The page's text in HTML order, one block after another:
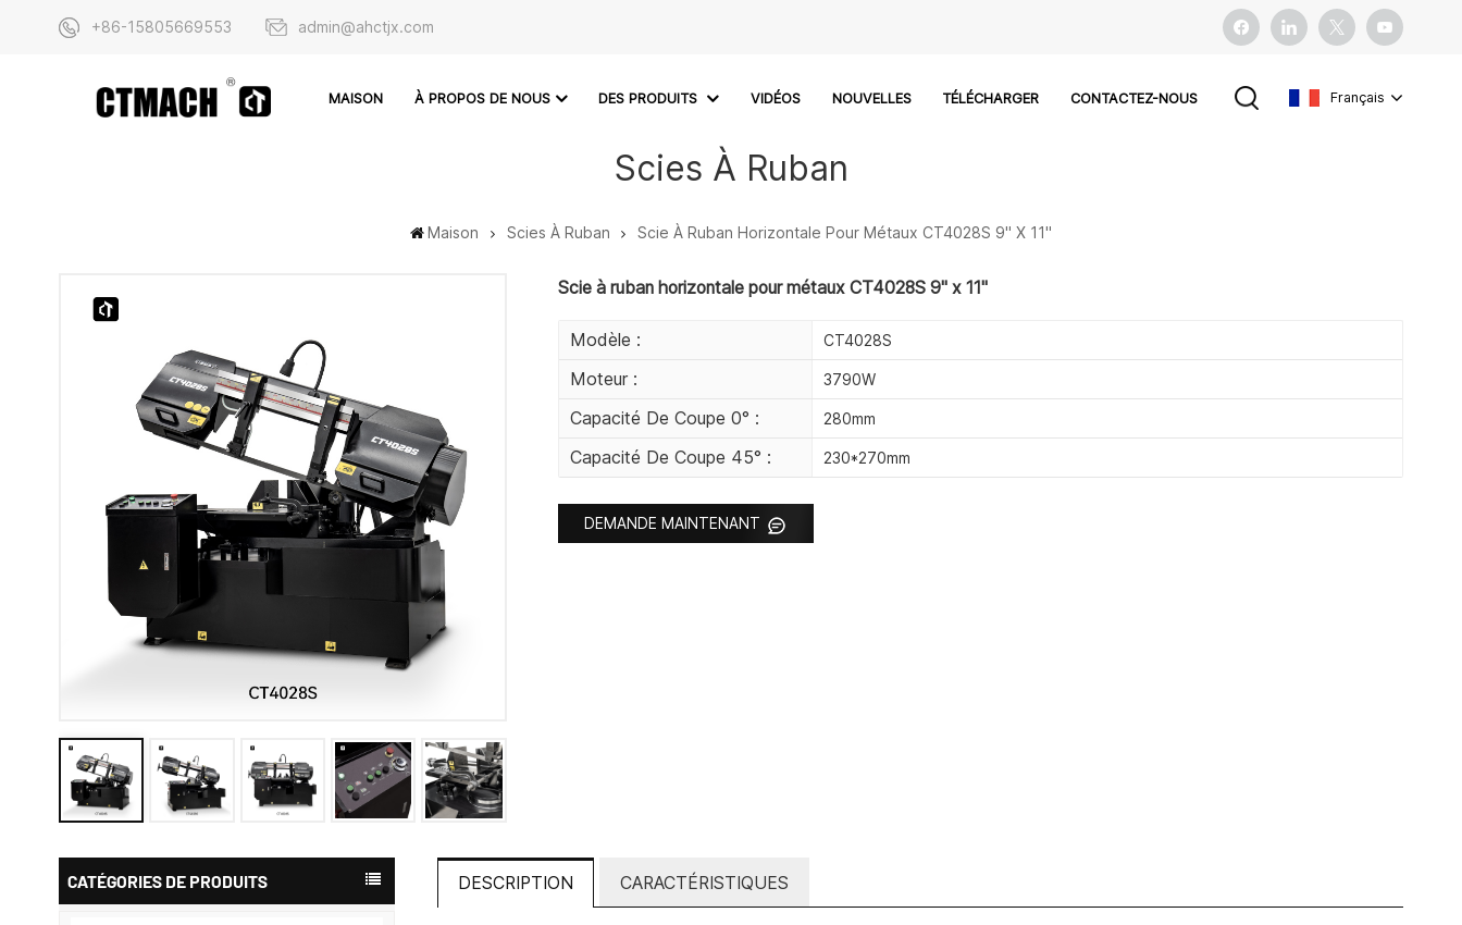
+86-15805669553 admin@ahctjx.com
MAISON À PROPOS DE NOUS DES PRODUITS VIDÉOS NOUVELLES TÉLÉCHARGER CONTACTEZ-NOUS Français
Scies À Ruban
Maison Scies À Ruban Scie À Ruban Horizontale Pour Métaux CT4028S 9" X 11"
Scie à ruban horizontale pour métaux CT4028S 9" x 11"
Modèle : CT4028S
Moteur : 3790W
Capacité De Coupe 0° : 280mm
Capacité De Coupe 45° : 230*270mm
DEMANDE MAINTENANT
CATÉGORIES DE PRODUITS DESCRIPTION CARACTÉRISTIQUES